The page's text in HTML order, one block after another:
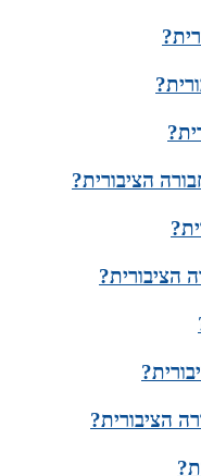
הציבורית?
הציבורית?
הציבורית?